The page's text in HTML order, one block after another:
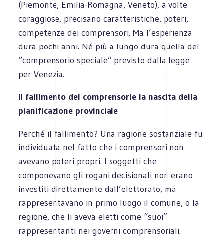
(Piemonte, Emilia-Romagna, Veneto), a volte
coraggiose, precisano caratteristiche, poteri,
competenze dei comprensori. Ma l’esperienza
dura pochi anni. Né più a lungo dura quella del
“comprensorio speciale” previsto dalla legge
per Venezia.
Il fallimento dei comprensorie la nascita della
pianificazione provinciale
Perché il fallimento? Una ragione sostanziale fu
individuata nel fatto che i comprensori non
avevano poteri propri. I soggetti che
componevano gli rogani decisionali non erano
investiti direttamente dall’elettorato, ma
rappresentavano in primo luogo il comune, o la
regione, che li aveva eletti come “suoi”
rappresentanti nei governi comprensoriali.